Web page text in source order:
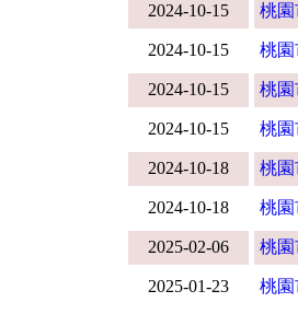
2024-10-15 桃園
2024-10-15 桃園
2024-10-15 桃園
2024-10-15 桃園
2024-10-18 桃園
2024-10-18 桃園
2025-02-06 桃園
2025-01-23 桃園